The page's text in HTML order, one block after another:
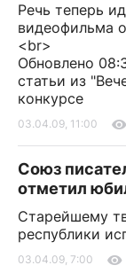
Речь теперь
видеофильма
<br>
Обновлено
статьи из
конкурсе
03.04.09, 11:00
Союз
отметил
Старейшему
республики
03.04.09, 7:00